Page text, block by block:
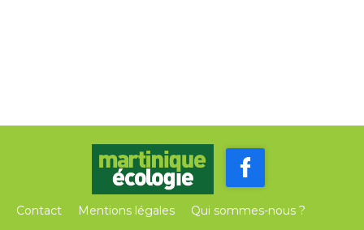
Contact Mentions légales Qui sommes-nous ?